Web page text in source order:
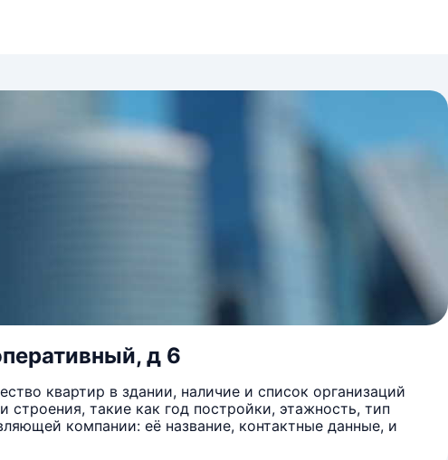
д 6
квартир в здании, наличие и список организаций
такие как год постройки, этажность, тип
компании: её название, контактные данные, и